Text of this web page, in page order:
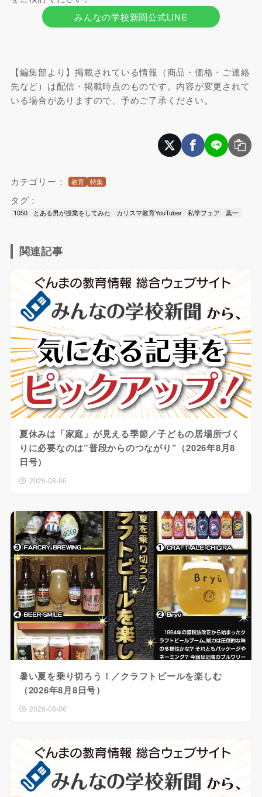
みんなの学校新聞公式LINE
【編集部より】掲載されている情報（商品・価格・ご連絡
先など）は配信・掲載時点のものです。内容が変更されて
いる場合がありますので、予めご了承ください。
カテゴリー： 教育 特集
タグ：
1050 とある男が授業をしてみた カリスマ教育YouTuber 私学フェア 葉一
関連記事
夏休みは「家庭」が見える季節／子どもの居場所づく
りに必要なのは”普段からのつながり”（2026年8月8
日号）
2026-08-06
暑い夏を乗り切ろう！／クラフトビールを楽しむ
（2026年8月8日号）
2026-08-06